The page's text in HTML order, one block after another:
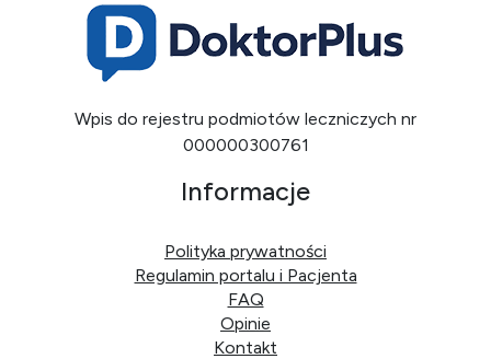
Wpis do rejestru podmiotów leczniczych nr
000000300761
Informacje
Polityka prywatności
Regulamin portalu i Pacjenta
FAQ
Opinie
Kontakt